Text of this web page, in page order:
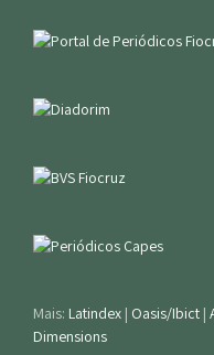
Mais: Latindex | Oasis/Ibict |
Dimensions